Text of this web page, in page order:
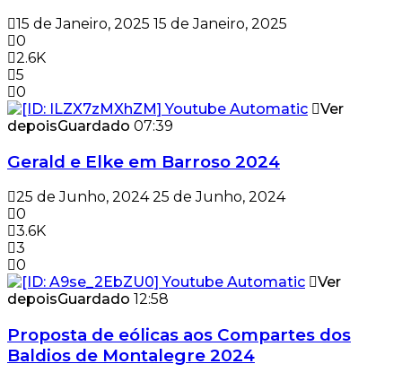
15 de Janeiro, 2025 15 de Janeiro, 2025
0
2.6K
5
0
Ver
depoisGuardado 07:39
Gerald e Elke em Barroso 2024
25 de Junho, 2024 25 de Junho, 2024
0
3.6K
3
0
Ver
depoisGuardado 12:58
Proposta de eólicas aos Compartes dos
Baldios de Montalegre 2024